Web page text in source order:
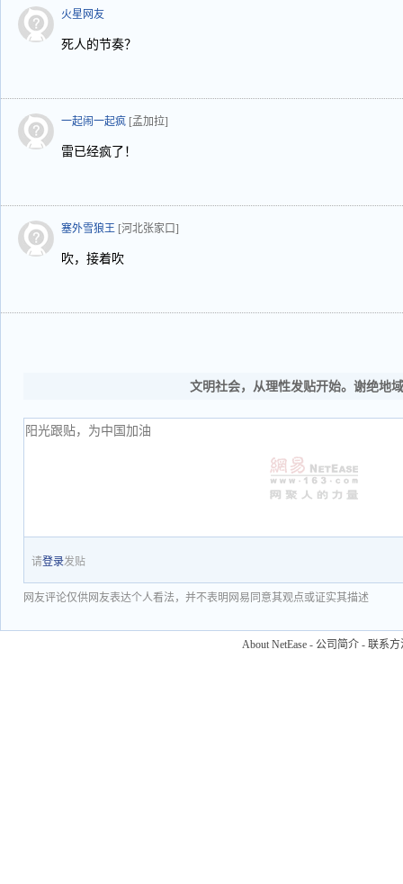
火星网友
死人的节奏？
一起闹一起疯 [孟加拉]
雷已经疯了！
塞外雪狼王 [河北张家口]
吹，接着吹
文明社会，从理性发贴开始。谢绝地
请登录发贴
网友评论仅供网友表达个人看法，并不表明网易同意其观点或证实其描述
About NetEase - 公司简介 - 联系方